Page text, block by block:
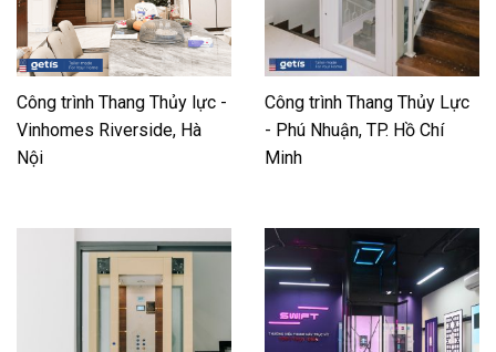
Công trình Thang Thủy lực -
Vinhomes Riverside, Hà
Nội
Công trình Thang Thủy Lực
- Phú Nhuận, TP. Hồ Chí
Minh